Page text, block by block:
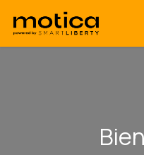
Se rendre au contenu